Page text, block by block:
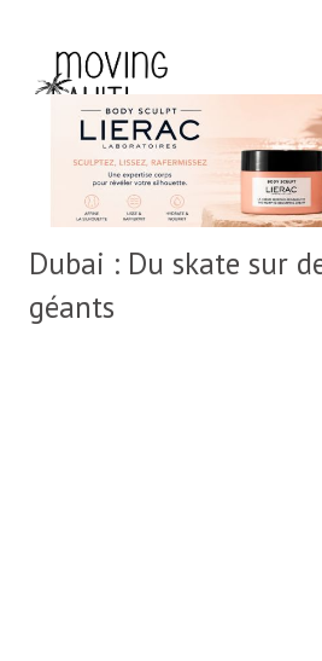
Dubai : Du skate sur
géants